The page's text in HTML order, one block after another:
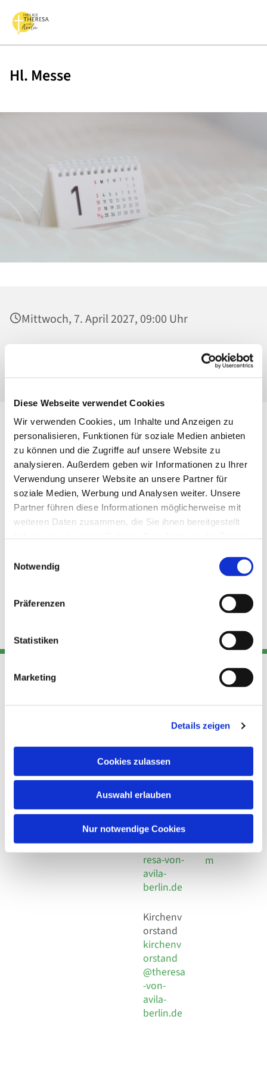
Diese Webseite verwendet Cookies
Wir verwenden Cookies, um Inhalte und Anzeigen zu
personalisieren, Funktionen für soziale Medien anbieten
zu können und die Zugriffe auf unsere Website zu
analysieren. Außerdem geben wir Informationen zu Ihrer
Verwendung unserer Website an unsere Partner für
soziale Medien, Werbung und Analysen weiter. Unsere
Partner führen diese Informationen möglicherweise mit
weiteren Daten zusammen, die Sie ihnen bereitgestellt
Notwendig
Präferenzen
Statistiken
Marketing
Details zeigen
Cookies zulassen
Auswahl erlauben
Nur notwendige Cookies
Hl. Messe
Mittwoch, 7. April 2027, 09:00 Uhr
Heilig Kreuz, Werktagskapelle, Malchower
Adresse
Kirchengemeinde Pfarrei
Hl. Theresa von Avila Berlin
Leitender Pfarrer - Norbert
Behaimstr. 39
Kont
Telefon
+49 30
924 64 28
Fax +49
30 924 54
18
E-Mail
info@the
resa-von-
avila-
berlin.de
Kirchenv
orstand
kirchenv
orstand
@theresa
-von-
avila-
berlin.de
Links
Datensch
utz
Social
Impressu
m